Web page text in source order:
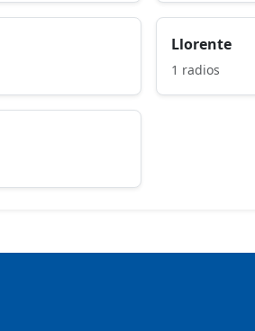
Llorente
1 radios